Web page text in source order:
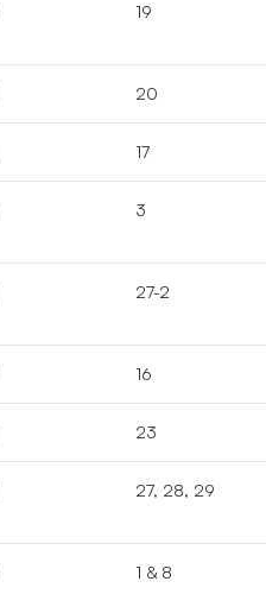
19
20
17
3
27-2
16
23
27, 28, 29
1 & 8